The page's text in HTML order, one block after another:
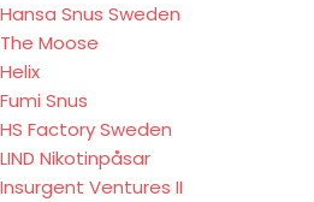
Hansa Snus Sweden
The Moose
Helix
Fumi Snus
HS Factory Sweden
LIND Nikotinpåsar
Insurgent Ventures II